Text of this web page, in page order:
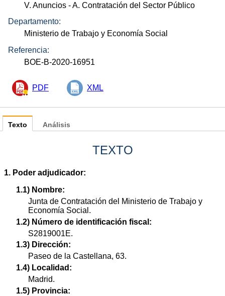
V. Anuncios - A. Contratación del Sector Público
Departamento:
Ministerio de Trabajo y Economía Social
Referencia:
BOE-B-2020-16951
PDF XML
Texto
TEXTO
1. Poder adjudicador:
1.1) Nombre:
Junta de Contratación del Ministerio de Trabajo y
Economía Social.
1.2) Número de identificación fiscal:
S2819001E.
1.3) Dirección:
Paseo de la Castellana, 63.
1.4) Localidad:
Madrid.
1.5) Provincia:
Análisis